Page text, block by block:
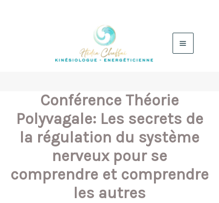
Conférence Théorie
Polyvagale: Les secrets de
la régulation du système
nerveux pour se
comprendre et comprendre
les autres